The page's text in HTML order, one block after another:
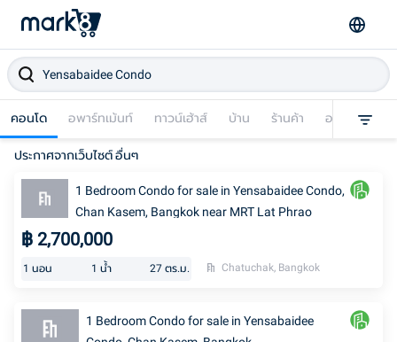
คอนโด อพาร์ทเม้นท์ ทาวน์เฮ้าส์ บ้าน ร้านค้า อาคารพาณิช
ประกาศจากเว็บไซต์ อื่นๆ
1 Bedroom Condo for sale in Yensabaidee Condo,
Chan Kasem, Bangkok near MRT Lat Phrao
฿ 2,700,000
1 นอน 1 น้ำ 27 ตร.ม. Chatuchak, Bangkok
1 Bedroom Condo for sale in Yensabaidee